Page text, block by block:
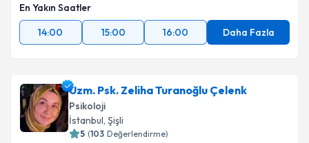
En Yakın Saatler
14:00
15:00 16:00 Daha Fazla
Uzm. Psk. Zeliha Turanoğlu Çelenk
Psikoloji
İstanbul, Şişli
5 (103 Değerlendirme)